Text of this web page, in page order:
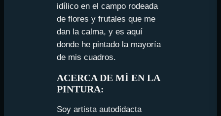
idílico en el campo rodeada
de flores y frutales que me
dan la calma, y es aquí
donde he pintado la mayoría
de mis cuadros.
ACERCA DE MÍ EN LA
PINTURA:
Soy artista autodidacta